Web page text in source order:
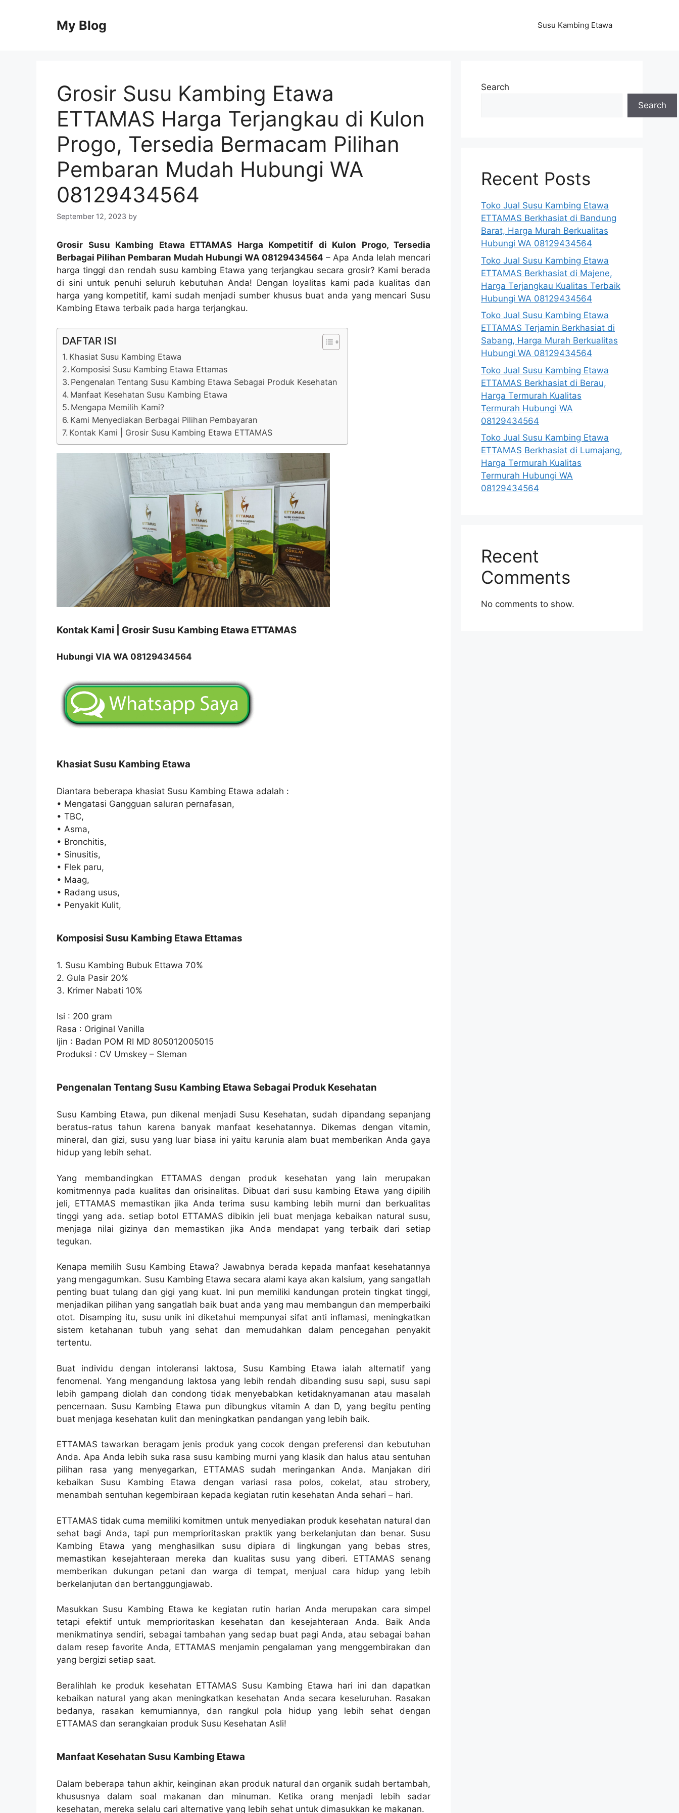
My Blog Susu Kambing Etawa
Grosir Susu Kambing Etawa
ETTAMAS Harga Terjangkau di Kulon
Progo, Tersedia Bermacam Pilihan
Pembaran Mudah Hubungi WA
08129434564
September 12, 2023 by
Grosir Susu Kambing Etawa ETTAMAS Harga Kompetitif di Kulon Progo, Tersedia
Berbagai Pilihan Pembaran Mudah Hubungi WA 08129434564 – Apa Anda lelah mencari
harga tinggi dan rendah susu kambing Etawa yang terjangkau secara grosir? Kami berada
di sini untuk penuhi seluruh kebutuhan Anda! Dengan loyalitas kami pada kualitas dan
harga yang kompetitif, kami sudah menjadi sumber khusus buat anda yang mencari Susu
Kambing Etawa terbaik pada harga terjangkau.
DAFTAR ISI
Khasiat Susu Kambing Etawa
Komposisi Susu Kambing Etawa Ettamas
Pengenalan Tentang Susu Kambing Etawa Sebagai Produk Kesehatan
Manfaat Kesehatan Susu Kambing Etawa
Mengapa Memilih Kami?
Kami Menyediakan Berbagai Pilihan Pembayaran
Kontak Kami | Grosir Susu Kambing Etawa ETTAMAS
Kontak Kami | Grosir Susu Kambing Etawa ETTAMAS
Hubungi VIA WA 08129434564
Khasiat Susu Kambing Etawa
Diantara beberapa khasiat Susu Kambing Etawa adalah :
• Mengatasi Gangguan saluran pernafasan,
• TBC,
• Asma,
• Bronchitis,
• Sinusitis,
• Flek paru,
• Maag,
• Radang usus,
• Penyakit Kulit,
Komposisi Susu Kambing Etawa Ettamas
1. Susu Kambing Bubuk Ettawa 70%
2. Gula Pasir 20%
3. Krimer Nabati 10%
Isi : 200 gram
Rasa : Original Vanilla
Ijin : Badan POM RI MD 805012005015
Produksi : CV Umskey – Sleman
Pengenalan Tentang Susu Kambing Etawa Sebagai Produk Kesehatan
Susu Kambing Etawa, pun dikenal menjadi Susu Kesehatan, sudah dipandang sepanjang
beratus-ratus tahun karena banyak manfaat kesehatannya. Dikemas dengan vitamin,
mineral, dan gizi, susu yang luar biasa ini yaitu karunia alam buat memberikan Anda gaya
hidup yang lebih sehat.
Yang membandingkan ETTAMAS dengan produk kesehatan yang lain merupakan
komitmennya pada kualitas dan orisinalitas. Dibuat dari susu kambing Etawa yang dipilih
jeli, ETTAMAS memastikan jika Anda terima susu kambing lebih murni dan berkualitas
tinggi yang ada. setiap botol ETTAMAS dibikin jeli buat menjaga kebaikan natural susu,
menjaga nilai gizinya dan memastikan jika Anda mendapat yang terbaik dari setiap
tegukan.
Kenapa memilih Susu Kambing Etawa? Jawabnya berada kepada manfaat kesehatannya
yang mengagumkan. Susu Kambing Etawa secara alami kaya akan kalsium, yang sangatlah
penting buat tulang dan gigi yang kuat. Ini pun memiliki kandungan protein tingkat tinggi,
menjadikan pilihan yang sangatlah baik buat anda yang mau membangun dan memperbaiki
otot. Disamping itu, susu unik ini diketahui mempunyai sifat anti inflamasi, meningkatkan
sistem ketahanan tubuh yang sehat dan memudahkan dalam pencegahan penyakit
tertentu.
Buat individu dengan intoleransi laktosa, Susu Kambing Etawa ialah alternatif yang
fenomenal. Yang mengandung laktosa yang lebih rendah dibanding susu sapi, susu sapi
lebih gampang diolah dan condong tidak menyebabkan ketidaknyamanan atau masalah
pencernaan. Susu Kambing Etawa pun dibungkus vitamin A dan D, yang begitu penting
buat menjaga kesehatan kulit dan meningkatkan pandangan yang lebih baik.
ETTAMAS tawarkan beragam jenis produk yang cocok dengan preferensi dan kebutuhan
Anda. Apa Anda lebih suka rasa susu kambing murni yang klasik dan halus atau sentuhan
pilihan rasa yang menyegarkan, ETTAMAS sudah meringankan Anda. Manjakan diri
kebaikan Susu Kambing Etawa dengan variasi rasa polos, cokelat, atau strobery,
menambah sentuhan kegembiraan kepada kegiatan rutin kesehatan Anda sehari – hari.
ETTAMAS tidak cuma memiliki komitmen untuk menyediakan produk kesehatan natural dan
sehat bagi Anda, tapi pun memprioritaskan praktik yang berkelanjutan dan benar. Susu
Kambing Etawa yang menghasilkan susu dipiara di lingkungan yang bebas stres,
memastikan kesejahteraan mereka dan kualitas susu yang diberi. ETTAMAS senang
memberikan dukungan petani dan warga di tempat, menjual cara hidup yang lebih
berkelanjutan dan bertanggungjawab.
Masukkan Susu Kambing Etawa ke kegiatan rutin harian Anda merupakan cara simpel
tetapi efektif untuk memprioritaskan kesehatan dan kesejahteraan Anda. Baik Anda
menikmatinya sendiri, sebagai tambahan yang sedap buat pagi Anda, atau sebagai bahan
dalam resep favorite Anda, ETTAMAS menjamin pengalaman yang menggembirakan dan
yang bergizi setiap saat.
Beralihlah ke produk kesehatan ETTAMAS Susu Kambing Etawa hari ini dan dapatkan
kebaikan natural yang akan meningkatkan kesehatan Anda secara keseluruhan. Rasakan
bedanya, rasakan kemurniannya, dan rangkul pola hidup yang lebih sehat dengan
ETTAMAS dan serangkaian produk Susu Kesehatan Asli!
Manfaat Kesehatan Susu Kambing Etawa
Dalam beberapa tahun akhir, keinginan akan produk natural dan organik sudah bertambah,
khususnya dalam soal makanan dan minuman. Ketika orang menjadi lebih sadar
kesehatan, mereka selalu cari alternative yang lebih sehat untuk dimasukkan ke makanan.
Search
Search
Recent Posts
Toko Jual Susu Kambing Etawa
ETTAMAS Berkhasiat di Bandung
Barat, Harga Murah Berkualitas
Hubungi WA 08129434564
Toko Jual Susu Kambing Etawa
ETTAMAS Berkhasiat di Majene,
Harga Terjangkau Kualitas Terbaik
Hubungi WA 08129434564
Toko Jual Susu Kambing Etawa
ETTAMAS Terjamin Berkhasiat di
Sabang, Harga Murah Berkualitas
Hubungi WA 08129434564
Toko Jual Susu Kambing Etawa
ETTAMAS Berkhasiat di Berau,
Harga Termurah Kualitas
Termurah Hubungi WA
08129434564
Toko Jual Susu Kambing Etawa
ETTAMAS Berkhasiat di Lumajang,
Harga Termurah Kualitas
Termurah Hubungi WA
08129434564
Recent
Comments
No comments to show.